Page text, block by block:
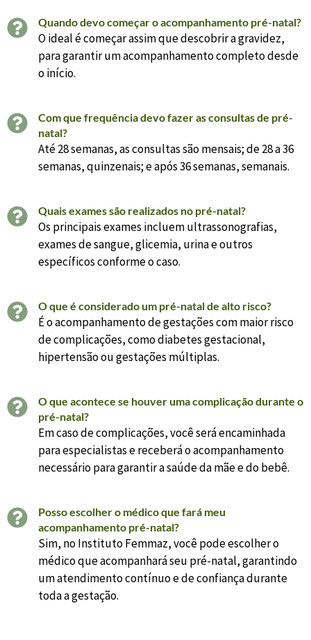
Quando devo começar o acompanhamento pré-natal?
O ideal é começar assim que descobrir a gravidez,
para garantir um acompanhamento completo desde
o início.
Com que frequência devo fazer as consultas de pré-
natal?
Até 28 semanas, as consultas são mensais; de 28 a 36
semanas, quinzenais; e após 36 semanas, semanais.
Quais exames são realizados no pré-natal?
Os principais exames incluem ultrassonografias,
exames de sangue, glicemia, urina e outros
específicos conforme o caso.
O que é considerado um pré-natal de alto risco?
É o acompanhamento de gestações com maior risco
de complicações, como diabetes gestacional,
hipertensão ou gestações múltiplas.
O que acontece se houver uma complicação durante o
pré-natal?
Em caso de complicações, você será encaminhada
para especialistas e receberá o acompanhamento
necessário para garantir a saúde da mãe e do bebê.
Posso escolher o médico que fará meu
acompanhamento pré-natal?
Sim, no Instituto Femmaz, você pode escolher o
médico que acompanhará seu pré-natal, garantindo
um atendimento contínuo e de confiança durante
toda a gestação.